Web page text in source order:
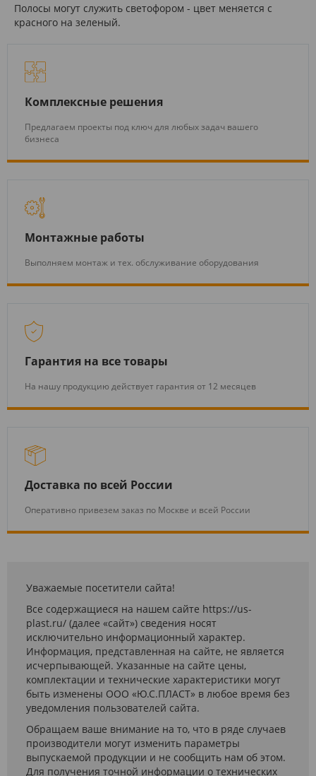
Полосы могут служить светофором - цвет меняется с
красного на зеленый.
Комплексные решения
Предлагаем проекты под ключ для любых задач вашего
бизнеса
Монтажные работы
Выполняем монтаж и тех. обслуживание оборудования
Гарантия на все товары
На нашу продукцию действует гарантия от 12 месяцев
Доставка по всей России
Оперативно привезем заказ по Москве и всей России
Уважаемые посетители сайта!
Все содержащиеся на нашем сайте https://us-
plast.ru/ (далее «сайт») сведения носят
исключительно информационный характер.
Информация, представленная на сайте, не является
исчерпывающей. Указанные на сайте цены,
комплектации и технические характеристики могут
быть изменены ООО «Ю.С.ПЛАСТ» в любое время без
уведомления пользователей сайта.
Обращаем ваше внимание на то, что в ряде случаев
производители могут изменить параметры
выпускаемой продукции и не сообщить нам об этом.
Для получения точной информации о технических